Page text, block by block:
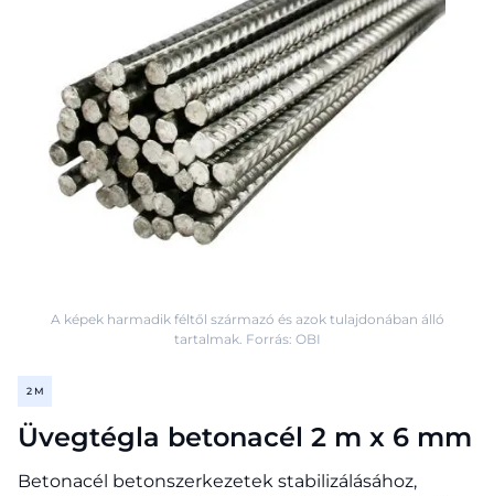
2 M
Üvegtégla betonacél 2 m x 6 mm
Betonacél betonszerkezetek stabilizálásához,
A képek harmadik féltől származó és azok tulajdonában álló
tartalmak. Forrás: OBI